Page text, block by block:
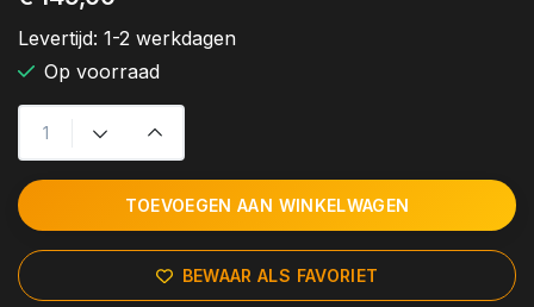
Levertijd: 1-2 werkdagen
Op voorraad
TOEVOEGEN AAN WINKELWAGEN
BEWAAR ALS FAVORIET